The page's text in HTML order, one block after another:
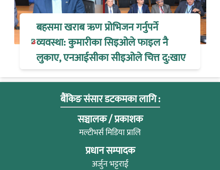
बहसमा खराब ऋण प्रोभिजन गर्नुपर्ने
व्यवस्था: कुमारीका सिइओले फाइल नै
लुकाए, एनआईसीका सीइओले चित्त दु:खाए
बैंकिङ संसार डटकमका लागि :
सञ्चालक / प्रकाशक
मल्टीभर्स मिडिया प्रालि
प्रधान सम्पादक
अर्जुन भट्टराई